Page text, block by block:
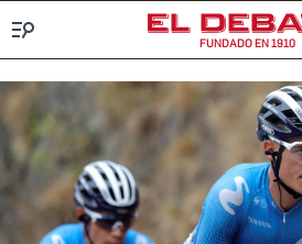
FUNDADO EN 1910